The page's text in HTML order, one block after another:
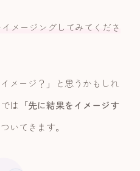
メージングしてみてくださ
メージ？」と思うかもしれ
は 「先に結果をイメージす
いてきます。